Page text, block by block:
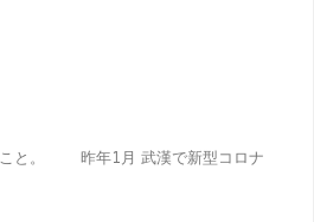
こと。 昨年1月 武漢で新型コロナ